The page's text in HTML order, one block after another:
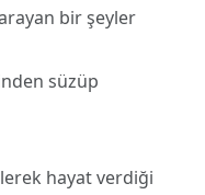
bir şeyler
süzüp
hayat verdiği